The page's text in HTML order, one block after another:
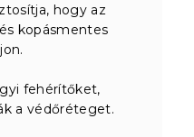
hogy az
kopásmentes
fehérítőket,
a védőréteget.